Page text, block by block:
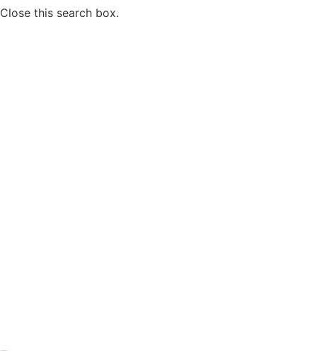
Close this search box.